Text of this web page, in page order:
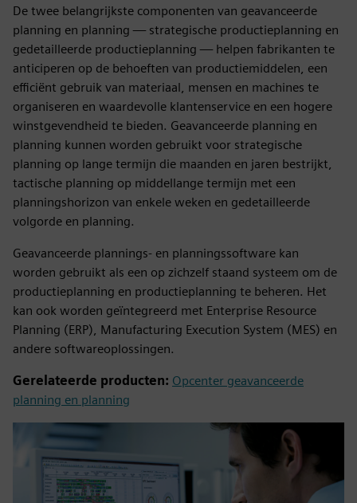
De twee belangrijkste componenten van geavanceerde
planning en planning — strategische productieplanning en
gedetailleerde productieplanning — helpen fabrikanten te
anticiperen op de behoeften van productiemiddelen, een
efficiënt gebruik van materiaal, mensen en machines te
organiseren en waardevolle klantenservice en een hogere
winstgevendheid te bieden. Geavanceerde planning en
planning kunnen worden gebruikt voor strategische
planning op lange termijn die maanden en jaren bestrijkt,
tactische planning op middellange termijn met een
planningshorizon van enkele weken en gedetailleerde
volgorde en planning.
Geavanceerde plannings- en planningssoftware kan
worden gebruikt als een op zichzelf staand systeem om de
productieplanning en productieplanning te beheren. Het
kan ook worden geïntegreerd met Enterprise Resource
Planning (ERP), Manufacturing Execution System (MES) en
andere softwareoplossingen.
Gerelateerde producten: Opcenter geavanceerde
planning en planning